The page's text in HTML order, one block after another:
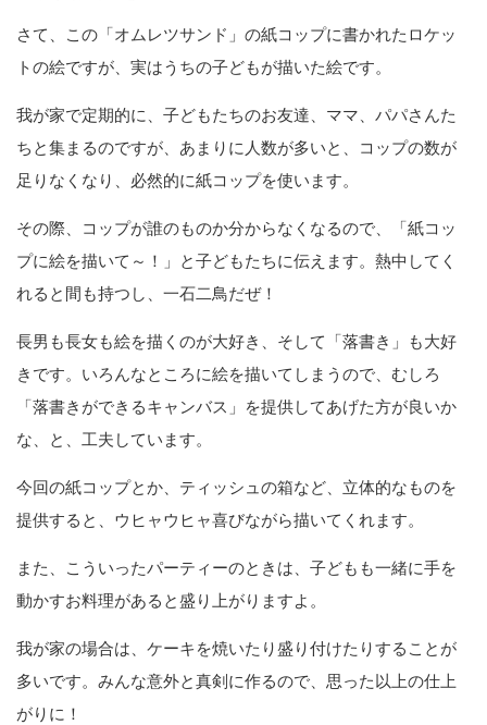
さて、この「オムレツサンド」の紙コップに書かれたロケッ
トの絵ですが、実はうちの子どもが描いた絵です。
我が家で定期的に、子どもたちのお友達、ママ、パパさんた
ちと集まるのですが、あまりに人数が多いと、コップの数が
足りなくなり、必然的に紙コップを使います。
その際、コップが誰のものか分からなくなるので、「紙コッ
プに絵を描いて～！」と子どもたちに伝えます。熱中してく
れると間も持つし、一石二鳥だぜ！
長男も長女も絵を描くのが大好き、そして「落書き」も大好
きです。いろんなところに絵を描いてしまうので、むしろ
「落書きができるキャンバス」を提供してあげた方が良いか
な、と、工夫しています。
今回の紙コップとか、ティッシュの箱など、立体的なものを
提供すると、ウヒャウヒャ喜びながら描いてくれます。
また、こういったパーティーのときは、子どもも一緒に手を
動かすお料理があると盛り上がりますよ。
我が家の場合は、ケーキを焼いたり盛り付けたりすることが
多いです。みんな意外と真剣に作るので、思った以上の仕上
がりに！